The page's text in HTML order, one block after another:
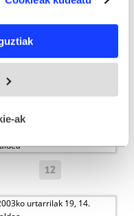
geographical
to within several
data is processed
section.
hirugarrenen cookie-
eta
teknologiaz
ak
08
10
12